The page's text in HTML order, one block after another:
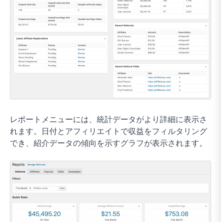
レポートメニューには、統計データがより詳細に表示さ
れます。日付とアフィリエイトで収益をフィルタリング
でき、紹介データの傾向を示すグラフが表示されます。